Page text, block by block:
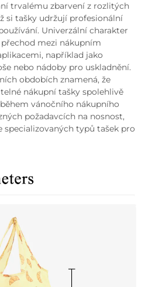
trvalému zbarvení z rozlitých
si tašky udržují profesionální
Univerzální charakter
mezi nákupním
například jako
nebo nádoby pro uskladnění.
obdobích znamená, že
nákupní tašky spolehlivě
vánočního nákupního
požadavcích na nosnost,
typů tašek pro